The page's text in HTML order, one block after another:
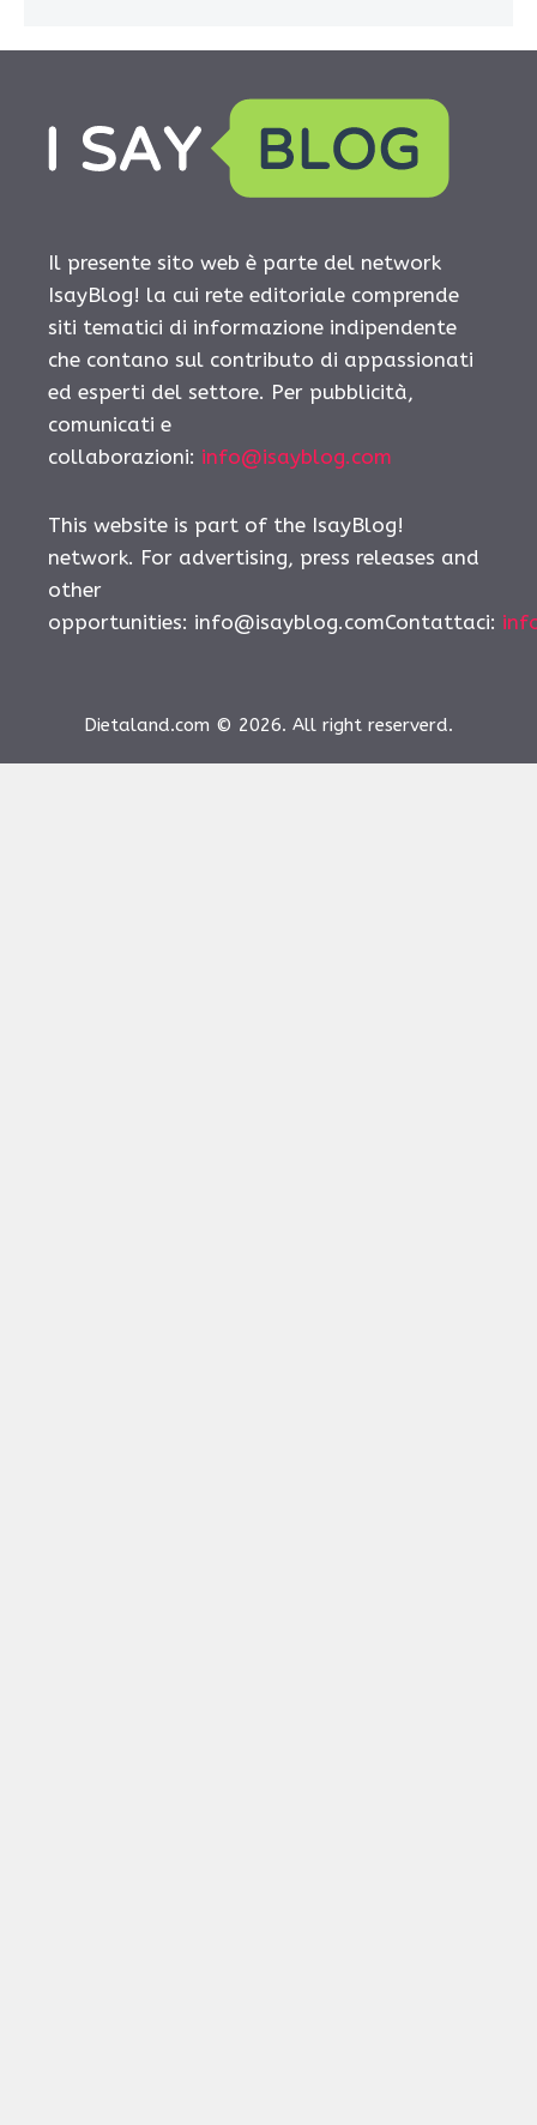
Il presente sito web è parte del network
IsayBlog! la cui rete editoriale comprende
siti tematici di informazione indipendente
che contano sul contributo di appassionati
ed esperti del settore. Per pubblicità,
comunicati e
collaborazioni: info@isayblog.com
This website is part of the IsayBlog!
network. For advertising, press releases and
other
opportunities: info@isayblog.comContattaci:
Dietaland.com © 2026. All right reserverd.